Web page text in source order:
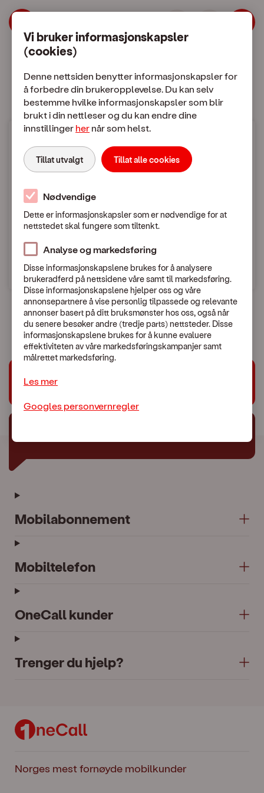
Hopp til meny
Hopp til hovedinnhold| OneCall
Mobilabonnement
Mobilpriser
Bruk i utlandet
Mobilpriser når du ringer eller sender SMS / MMS
Søk etter land
Trenger du hjelp?
Mobilabonnement
Mobiltelefon
OneCall kunder
Trenger du hjelp?
Norges mest fornøyde mobilkunder
Vi bruker informasjonskapsler
(cookies)
Denne nettsiden benytter informasjonskapsler for
å forbedre din brukeropplevelse. Du kan selv
bestemme hvilke informasjonskapsler som blir
brukt i din nettleser og du kan endre dine
innstillinger her når som helst.
Tillat utvalgt Tillat alle cookies
Nødvendige
Dette er informasjonskapsler som er nødvendige for at
nettstedet skal fungere som tiltenkt.
Analyse og markedsføring
Disse informasjonskapslene brukes for å analysere
brukeradferd på nettsidene våre samt til markedsføring.
Disse informasjonskapslene hjelper oss og våre
annonsepartnere å vise personlig tilpassede og relevante
annonser basert på ditt bruksmønster hos oss, også når
du senere besøker andre (tredje parts) nettsteder. Disse
informasjonskapslene brukes for å kunne evaluere
effektiviteten av våre markedsføringskampanjer samt
målrettet markedsføring.
Les mer
Googles personvernregler